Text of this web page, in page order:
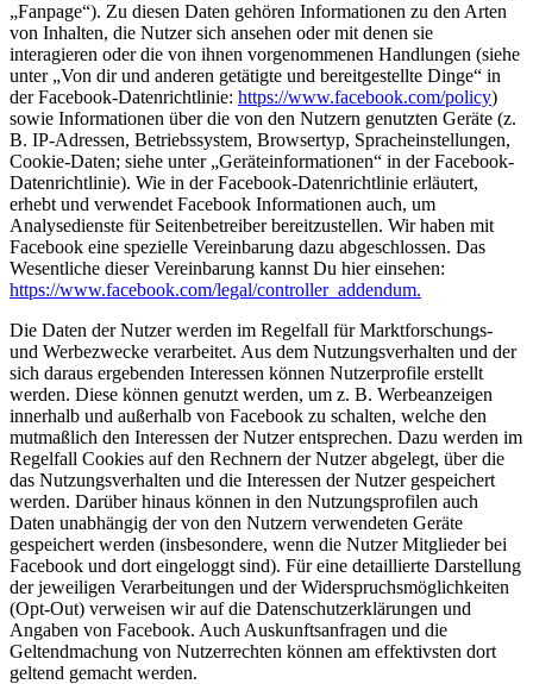
„Fanpage“). Zu diesen Daten gehören Informationen zu den Arten
von Inhalten, die Nutzer sich ansehen oder mit denen sie
interagieren oder die von ihnen vorgenommenen Handlungen (siehe
unter „Von dir und anderen getätigte und bereitgestellte Dinge“ in
der Facebook-Datenrichtlinie: https://www.facebook.com/policy)
sowie Informationen über die von den Nutzern genutzten Geräte (z.
B. IP-Adressen, Betriebssystem, Browsertyp, Spracheinstellungen,
Cookie-Daten; siehe unter „Geräteinformationen“ in der Facebook-
Datenrichtlinie). Wie in der Facebook-Datenrichtlinie erläutert,
erhebt und verwendet Facebook Informationen auch, um
Analysedienste für Seitenbetreiber bereitzustellen. Wir haben mit
Facebook eine spezielle Vereinbarung dazu abgeschlossen. Das
Wesentliche dieser Vereinbarung kannst Du hier einsehen:
https://www.facebook.com/legal/controller_addendum.
Die Daten der Nutzer werden im Regelfall für Marktforschungs-
und Werbezwecke verarbeitet. Aus dem Nutzungsverhalten und der
sich daraus ergebenden Interessen können Nutzerprofile erstellt
werden. Diese können genutzt werden, um z. B. Werbeanzeigen
innerhalb und außerhalb von Facebook zu schalten, welche den
mutmaßlich den Interessen der Nutzer entsprechen. Dazu werden im
Regelfall Cookies auf den Rechnern der Nutzer abgelegt, über die
das Nutzungsverhalten und die Interessen der Nutzer gespeichert
werden. Darüber hinaus können in den Nutzungsprofilen auch
Daten unabhängig der von den Nutzern verwendeten Geräte
gespeichert werden (insbesondere, wenn die Nutzer Mitglieder bei
Facebook und dort eingeloggt sind). Für eine detaillierte Darstellung
der jeweiligen Verarbeitungen und der Widerspruchsmöglichkeiten
(Opt-Out) verweisen wir auf die Datenschutzerklärungen und
Angaben von Facebook. Auch Auskunftsanfragen und die
Geltendmachung von Nutzerrechten können am effektivsten dort
geltend gemacht werden.